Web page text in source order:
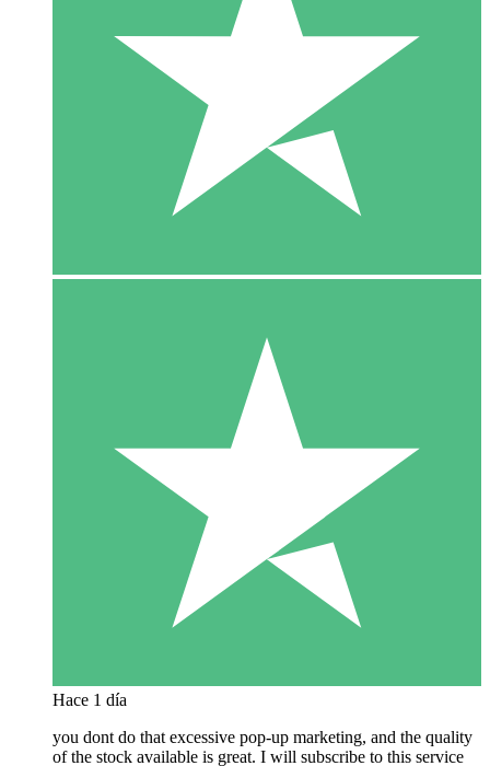
Hace 1 día
you dont do that excessive pop-up marketing, and the quality
of the stock available is great. I will subscribe to this service